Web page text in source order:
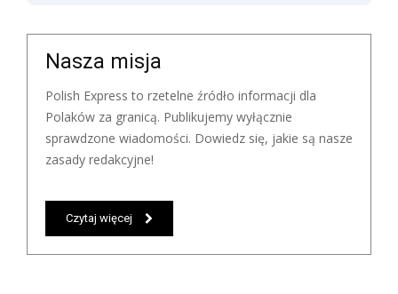
Nasza misja
Polish Express to rzetelne źródło informacji dla
Polaków za granicą. Publikujemy wyłącznie
sprawdzone wiadomości. Dowiedz się, jakie są nasze
zasady redakcyjne!
Czytaj więcej